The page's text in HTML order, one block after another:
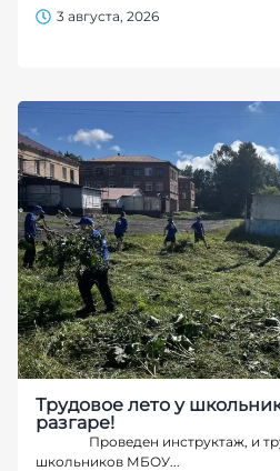
3 августа, 2026
Трудовое лето у
разгаре!
Проведен инструктаж, и
школьников МБОУ...